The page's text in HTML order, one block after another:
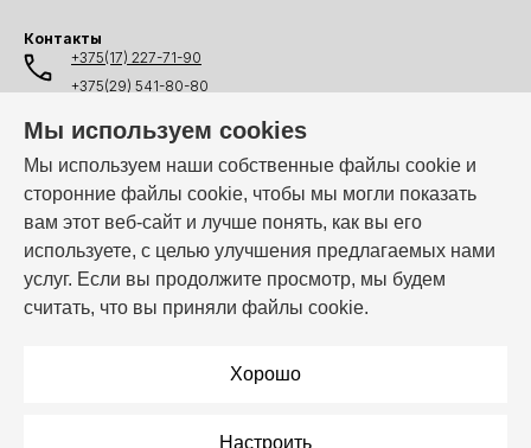
Мы используем cookies
Мы используем наши собственные файлы cookie и
сторонние файлы cookie, чтобы мы могли показать
вам этот веб-сайт и лучше понять, как вы его
используете, с целью улучшения предлагаемых нами
услуг. Если вы продолжите просмотр, мы будем
считать, что вы приняли файлы cookie.
Хорошо
Настроить
Контакты
+375(17) 227-71-90
+375(29) 541-80-80
+375(44) 541-80-80
info@i-ven.by
Мы в мессенджерах:
Режим работы: Пн–Пт: 10:00 – 19:00